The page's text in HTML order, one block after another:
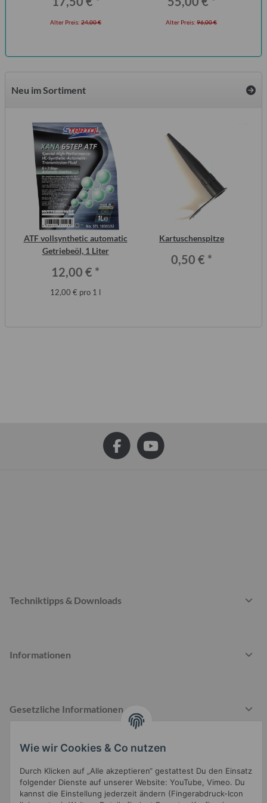
Alter Preis: 24,00 € Alter Preis: 96,00 €
Neu im Sortiment
ATF vollsynthetic automatic
Getriebeöl, 1 Liter
12,00 € *
12,00 € pro 1 l
Kartuschenspitze
0,50 € *
Techniktipps & Downloads
Informationen
Gesetzliche Informationen
Widerrufsbutton
Wie wir Cookies & Co nutzen
Durch Klicken auf „Alle akzeptieren“ gestattest Du den Einsatz
folgender Dienste auf unserer Website: YouTube, Vimeo. Du
kannst die Einstellung jederzeit ändern (Fingerabdruck-Icon